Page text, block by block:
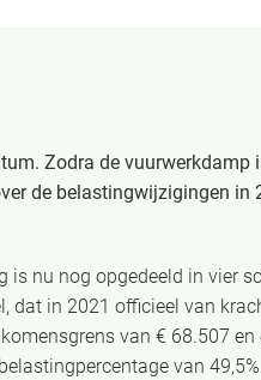
Zodra de vuurwerkdamp
de belastingwijzigingen in
is nu nog opgedeeld in vier
dat in 2021 officieel van
van € 68.507 en
van 49,5%.